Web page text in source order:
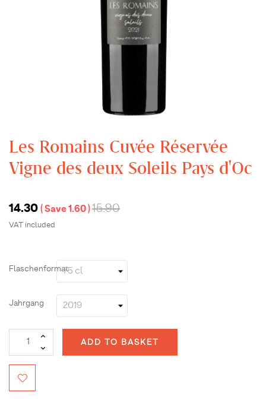
Les Romains Cuvée Réservée
Vigne des deux Soleils Pays d'Oc
14.30 Save 1.60 15.90
VAT included
Flaschenformat
Jahrgang
ADD TO BASKET